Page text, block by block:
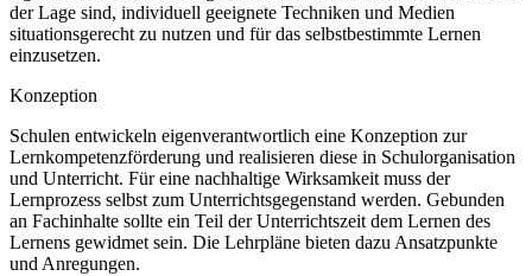
der Lage sind, individuell geeignete Techniken und Medien
situationsgerecht zu nutzen und für das selbstbestimmte Lernen
einzusetzen.
Konzeption
Schulen entwickeln eigenverantwortlich eine Konzeption zur
Lernkompetenzförderung und realisieren diese in Schulorganisation
und Unterricht. Für eine nachhaltige Wirksamkeit muss der
Lernprozess selbst zum Unterrichtsgegenstand werden. Gebunden
an Fachinhalte sollte ein Teil der Unterrichtszeit dem Lernen des
Lernens gewidmet sein. Die Lehrpläne bieten dazu Ansatzpunkte
und Anregungen.